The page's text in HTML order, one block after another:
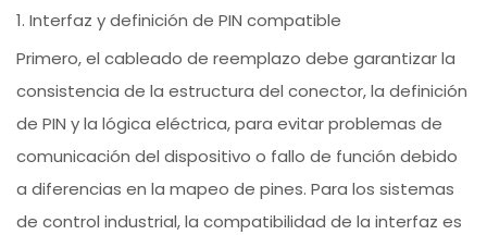
1. Interfaz y definición de PIN compatible
Primero, el cableado de reemplazo debe garantizar la
consistencia de la estructura del conector, la definición
de PIN y la lógica eléctrica, para evitar problemas de
comunicación del dispositivo o fallo de función debido
a diferencias en la mapeo de pines. Para los sistemas
de control industrial, la compatibilidad de la interfaz es